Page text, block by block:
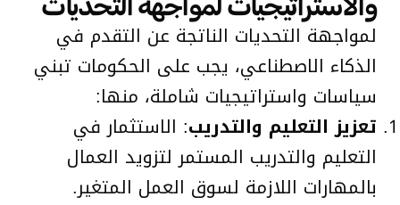
لمواجهة التحديات الناتجة عن التقدم في
الذكاء الاصطناعي، يجب على الحكومات تبني
سياسات واستراتيجيات شاملة، منها:
تعزيز التعليم والتدريب: الاستثمار في
التعليم والتدريب المستمر لتزويد العمال
بالمهارات اللازمة لسوق العمل المتغير.